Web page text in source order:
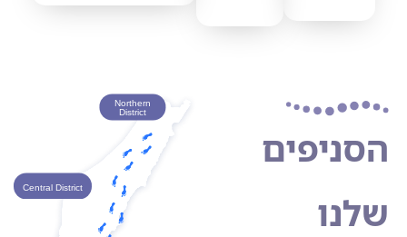
הסניפים
שלנו
Northern
District
Central District